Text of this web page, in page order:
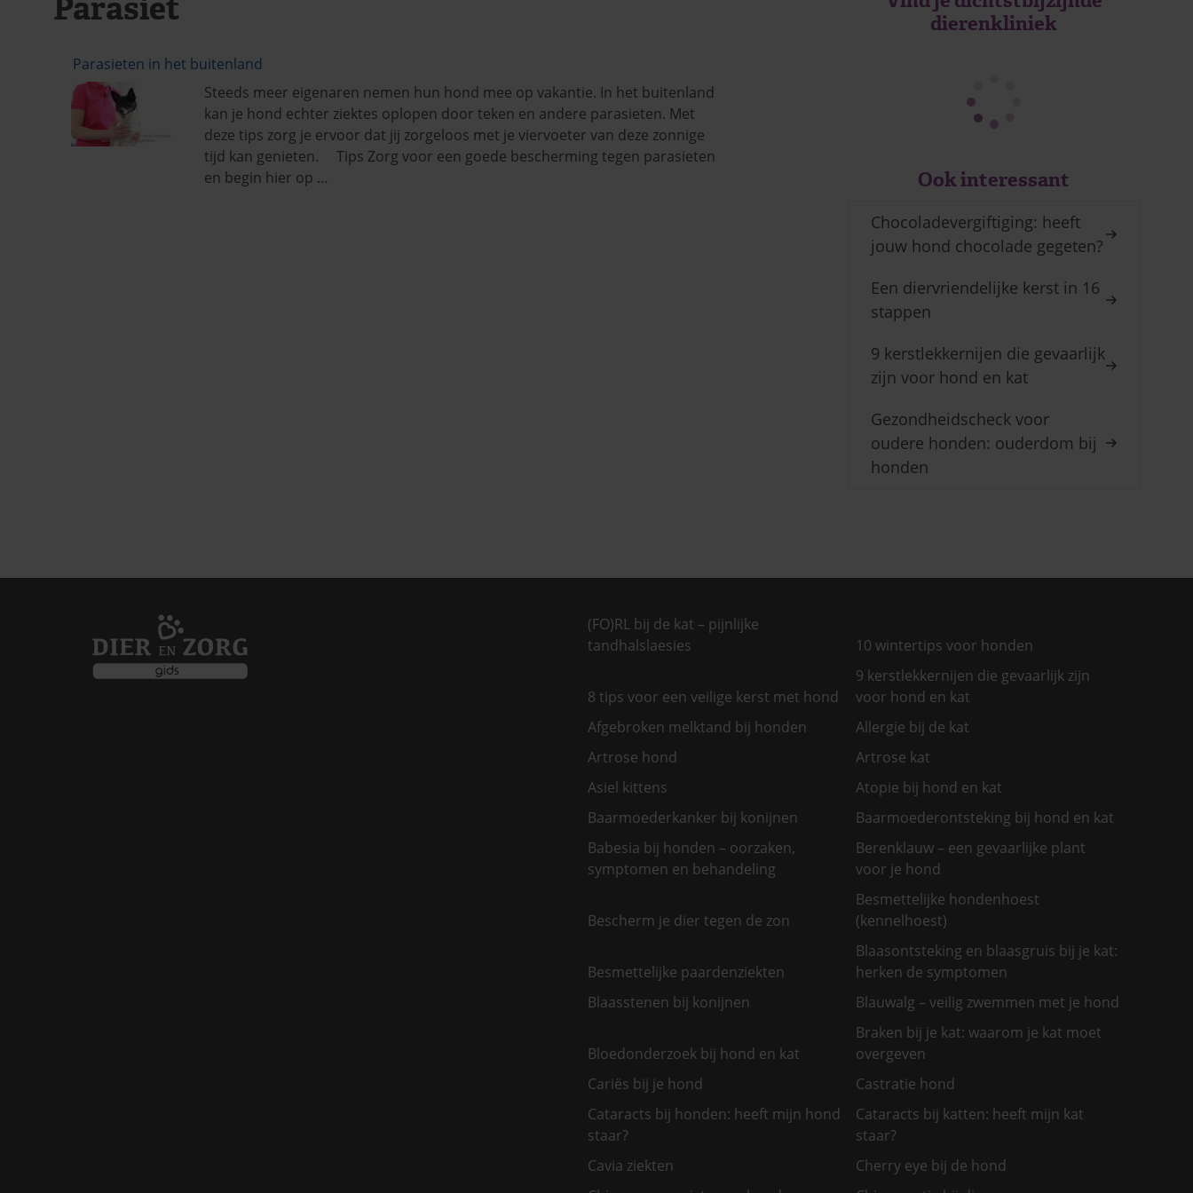
Parasieten in het buitenland
Steeds meer eigenaren nemen hun hond mee op vakantie. In het buitenland
kan je hond echter ziektes oplopen door teken en andere parasieten. Met
deze tips zorg je ervoor dat jij zorgeloos met je viervoeter van deze zonnige
tijd kan genieten. Tips Zorg voor een goede bescherming tegen parasieten
en begin hier op …
dierenkliniek
Ook interessant
Chocoladevergiftiging: heeft
jouw hond chocolade gegeten?
Een diervriendelijke kerst in 16
stappen
9 kerstlekkernijen die gevaarlijk
zijn voor hond en kat
Gezondheidscheck voor
oudere honden: ouderdom bij
honden
(FO)RL bij de kat – pijnlijke
tandhalslaesies
10 wintertips voor honden
8 tips voor een veilige kerst met hond
9 kerstlekkernijen die gevaarlijk zijn
voor hond en kat
Afgebroken melktand bij honden
Allergie bij de kat
Artrose hond
Artrose kat
Asiel kittens
Atopie bij hond en kat
Baarmoederkanker bij konijnen
Baarmoederontsteking bij hond en kat
Babesia bij honden – oorzaken,
symptomen en behandeling
Berenklauw – een gevaarlijke plant
voor je hond
Bescherm je dier tegen de zon
Besmettelijke hondenhoest
(kennelhoest)
Besmettelijke paardenziekten
Blaasontsteking en blaasgruis bij je kat:
herken de symptomen
Blaasstenen bij konijnen
Blauwalg – veilig zwemmen met je hond
Bloedonderzoek bij hond en kat
Braken bij je kat: waarom je kat moet
overgeven
Cariës bij je hond
Castratie hond
Cataracts bij honden: heeft mijn hond
staar?
Cataracts bij katten: heeft mijn kat
staar?
Cavia ziekten
Cherry eye bij de hond